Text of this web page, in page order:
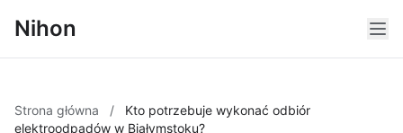
Nihon
Strona główna /
Kto potrzebuje wykonać odbiór
elektroodpadów w Białymstoku?